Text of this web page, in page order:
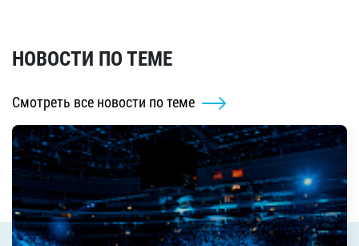
НОВОСТИ ПО ТЕМЕ
Смотреть все новости по теме